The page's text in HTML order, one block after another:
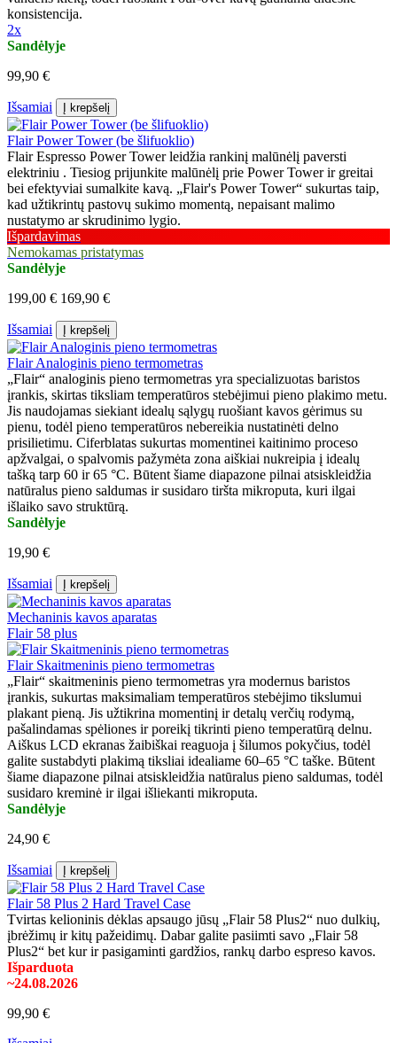
konsistencija.
2x
Sandėlyje
99,90 €
Išsamiai Į krepšelį
Flair Power Tower (be šlifuoklio)
Flair Espresso Power Tower leidžia rankinį malūnėlį paversti
elektriniu . Tiesiog prijunkite malūnėlį prie Power Tower ir greitai
bei efektyviai sumalkite kavą. „Flair's Power Tower“ sukurtas taip,
kad užtikrintų pastovų sukimo momentą, nepaisant malimo
nustatymo ar skrudinimo lygio.
Išpardavimas
Nemokamas pristatymas
Sandėlyje
199,00 € 169,90 €
Išsamiai Į krepšelį
Flair Analoginis pieno termometras
„Flair“ analoginis pieno termometras yra specializuotas baristos
įrankis, skirtas tiksliam temperatūros stebėjimui pieno plakimo metu.
Jis naudojamas siekiant idealų sąlygų ruošiant kavos gėrimus su
pienu, todėl pieno temperatūros nebereikia nustatinėti delno
prisilietimu. Ciferblatas sukurtas momentinei kaitinimo proceso
apžvalgai, o spalvomis pažymėta zona aiškiai nukreipia į idealų
tašką tarp 60 ir 65 °C. Būtent šiame diapazone pilnai atsiskleidžia
natūralus pieno saldumas ir susidaro tiršta mikroputa, kuri ilgai
išlaiko savo struktūrą.
Sandėlyje
19,90 €
Išsamiai Į krepšelį
Mechaninis kavos aparatas
Flair 58 plus
Flair Skaitmeninis pieno termometras
„Flair“ skaitmeninis pieno termometras yra modernus baristos
įrankis, sukurtas maksimaliam temperatūros stebėjimo tikslumui
plakant pieną. Jis užtikrina momentinį ir detalų verčių rodymą,
pašalindamas spėliones ir poreikį tikrinti pieno temperatūrą delnu.
Aiškus LCD ekranas žaibiškai reaguoja į šilumos pokyčius, todėl
galite sustabdyti plakimą tiksliai idealiame 60–65 °C taške. Būtent
šiame diapazone pilnai atsiskleidžia natūralus pieno saldumas, todėl
susidaro kreminė ir ilgai išliekanti mikroputa.
Sandėlyje
24,90 €
Išsamiai Į krepšelį
Flair 58 Plus 2 Hard Travel Case
Tvirtas kelioninis dėklas apsaugo jūsų „Flair 58 Plus2“ nuo dulkių,
įbrėžimų ir kitų pažeidimų. Dabar galite pasiimti savo „Flair 58
Plus2“ bet kur ir pasigaminti gardžios, rankų darbo espreso kavos.
Išparduota
~24.08.2026
99,90 €